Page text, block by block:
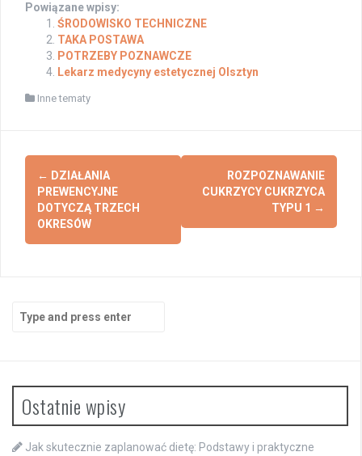
Powiązane wpisy:
ŚRODOWISKO TECHNICZNE
TAKA POSTAWA
POTRZEBY POZNAWCZE
Lekarz medycyny estetycznej Olsztyn
Inne tematy
Post
navigation
← DZIAŁANIA
PREWENCYJNE
DOTYCZĄ TRZECH
OKRESÓW
ROZPOZNAWANIE
CUKRZYCY CUKRZYCA
TYPU 1 →
Search
for:
Ostatnie wpisy
Jak skutecznie zaplanować dietę: Podstawy i praktyczne